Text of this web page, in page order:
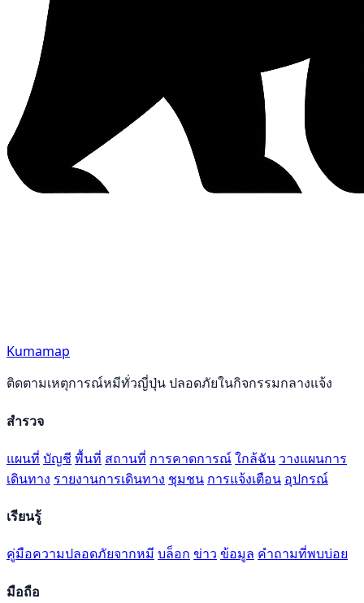
Kumamap
ติดตามเหตุการณ์หมีทั่วญี่ปุ่น ปลอดภัยในกิจกรรมกลางแจ้ง
สำรวจ
แผนที่ บัญชี พื้นที่ สถานที่ การคาดการณ์ใกล้ฉัน วางแผนการ
เดินทาง รายงานการเดินทาง ชุมชน การแจ้งเตือน อุปกรณ์
เรียนรู้
คู่มือความปลอดภัยจากหมี บล็อก ข่าว ข้อมูล คำถามที่พบบ่อย
มือถือ